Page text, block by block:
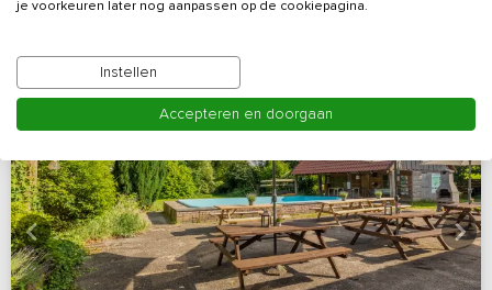
je voorkeuren later nog aanpassen op de cookiepagina.
Instellen
Accepteren en doorgaan